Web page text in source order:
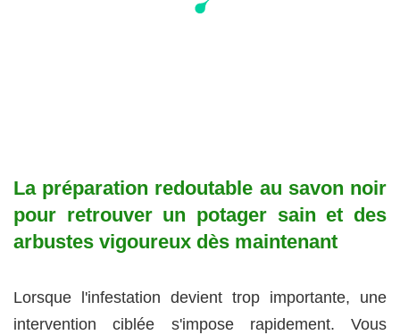
La préparation redoutable au savon noir
pour retrouver un potager sain et des
arbustes vigoureux dès maintenant
Lorsque l'infestation devient trop importante, une
intervention ciblée s'impose rapidement. Vous